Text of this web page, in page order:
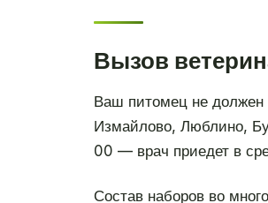
Вызов
Ваш питомец не должен
Измайлово, Люблино,
00 — врач приедет в
Состав наборов во